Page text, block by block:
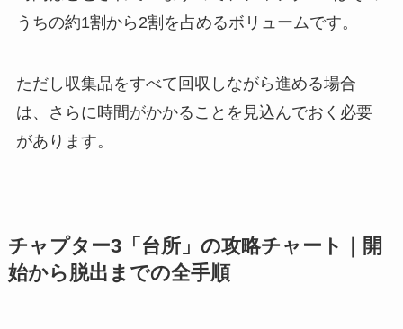
うちの約1割から2割を占めるボリュームです。
ただし収集品をすべて回収しながら進める場合
は、さらに時間がかかることを見込んでおく必要
があります。
チャプター3「台所」の攻略チャート｜開
始から脱出までの全手順